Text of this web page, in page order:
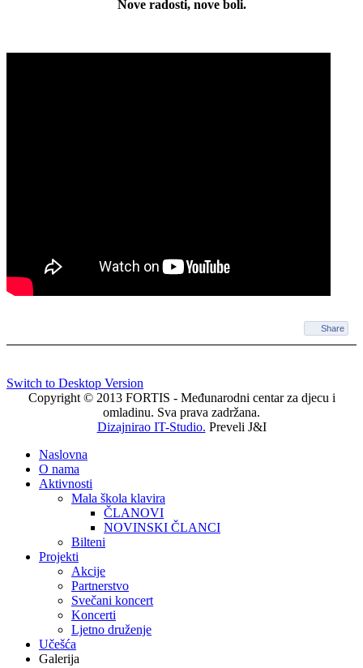
Nove radosti, nove boli.
Share
Switch to Desktop Version
Copyright © 2013 FORTIS - Međunarodni centar za djecu i
omladinu. Sva prava zadržana.
Dizajnirao IT-Studio. Preveli J&I
Naslovna
O nama
Aktivnosti
Mala škola klavira
ČLANOVI
NOVINSKI ČLANCI
Bilteni
Projekti
Akcije
Partnerstvo
Svečani koncert
Koncerti
Ljetno druženje
Učešća
Galerija